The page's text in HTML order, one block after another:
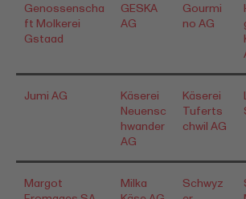
Genossenscha
ft Molkerei
Gstaad
GESKA
AG
Gourmi
no AG
Jumi AG
Käserei
Neuensc
hwander
AG
Käserei
Tuferts
chwil AG
Margot
Milka
Schwyz